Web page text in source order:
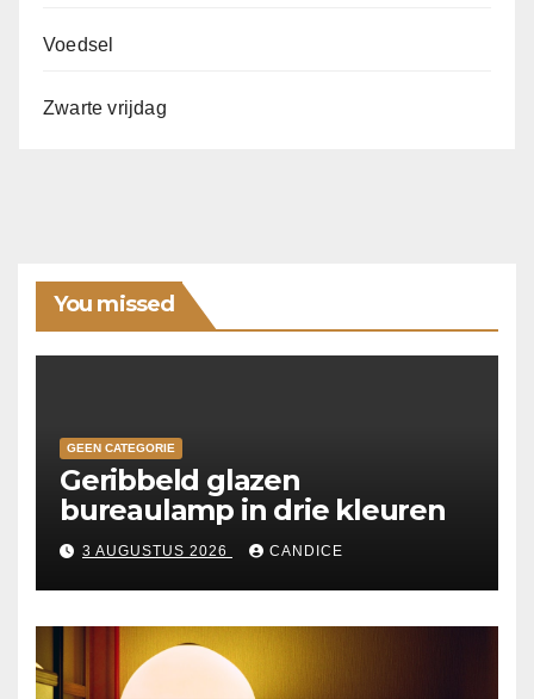
Voedsel
Zwarte vrijdag
You missed
GEEN CATEGORIE
Geribbeld glazen
bureaulamp in drie kleuren
3 AUGUSTUS 2026 CANDICE